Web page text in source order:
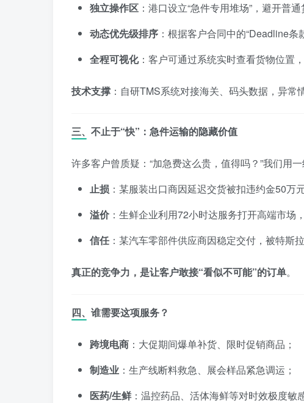
独立操作区 ：港口设立“急件专用堆场”，避开普通
动态优先级排序 ：根据客户合同中的“Deadline条
全程可视化：客户可通过系统实时查看货物位置
技术支撑 ：自研TMS系统对接海关、码头数据，异常
三、不止于“快”：急件运输的隐藏价值
许多客户曾质疑：“加急费这么贵，值得吗？”我们用一
止损 ：某服装出口商因延迟交货被扣违约金50万
溢价：生鲜企业利用72小时达服务打开高端市场
信任 ：某汽车零部件供应商因稳定交付，被特斯
真正的竞争力，是让客户敢接“看似不可能”的订单。
四、谁需要这项服务？
跨境电商 ：大促期间爆单补货、限时促销商品；
制造业 ：生产线断料救急、展会样品紧急调运；
医药/生鲜：温控药品、活体海鲜等对时效极度敏